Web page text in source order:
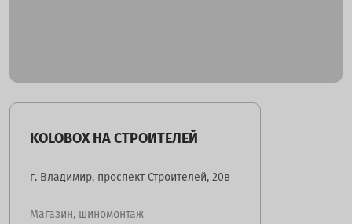
KOLOBOX НА СТРОИТЕЛЕЙ
г. Владимир, проспект Строителей, 20в
Магазин, шиномонтаж